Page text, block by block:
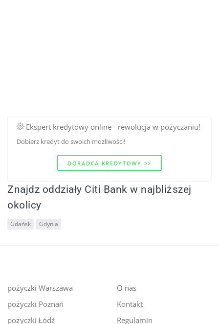
Ekspert kredytowy online - rewolucja w pożyczaniu!
Dobierz kredyt do swoich mozliwości!
DORADCA KREDYTOWY >>
Znajdz oddziały Citi Bank w najbliższej
okolicy
Gdańsk Gdynia
pożyczki Warszawa
pożyczki Poznań
pożyczki Łódź
O nas
Kontakt
Regulamin